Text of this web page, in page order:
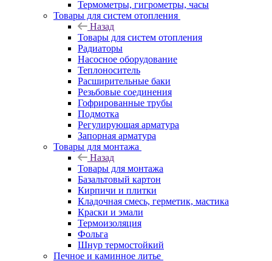
Термометры, гигрометры, часы
Товары для систем отопления
Назад
Товары для систем отопления
Радиаторы
Насосное оборудование
Теплоноситель
Расширительные баки
Резьбовые соединения
Гофрированные трубы
Подмотка
Регулирующая арматура
Запорная арматура
Товары для монтажа
Назад
Товары для монтажа
Базальтовый картон
Кирпичи и плитки
Кладочная смесь, герметик, мастика
Краски и эмали
Термоизоляция
Фольга
Шнур термостойкий
Печное и каминное литье